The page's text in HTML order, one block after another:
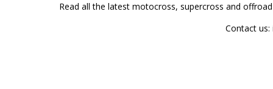
Read all the latest motocross, supercross and
Contact us: